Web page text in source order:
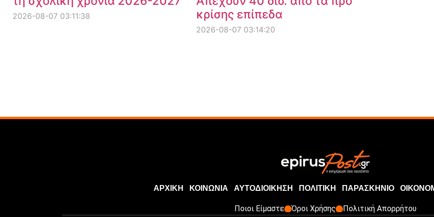
2026-08-07 03:11:38
κρίσης επίπεδα
2026-08-07 03:14:20
ΑΡΧΙΚΗ ΚΟΙΝΩΝΙΑ ΑΥΤΟΔΙΟΙΚΗΣΗ ΠΟΛΙΤΙΚΗ ΠΑΡΑΣΚΗΝΙΟ
Ποιοι Είμαστε Όροι Χρήσης Πολιτική Απορρήτου